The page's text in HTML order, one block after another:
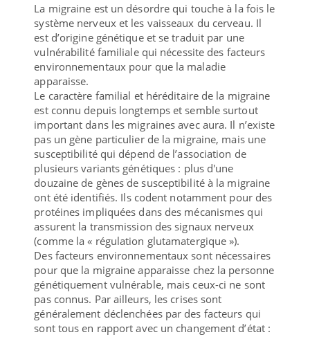
La migraine est un désordre qui touche à la fois le
système nerveux et les vaisseaux du cerveau. Il
est d’origine génétique et se traduit par une
vulnérabilité familiale qui nécessite des facteurs
environnementaux pour que la maladie
apparaisse.
Le caractère familial et héréditaire de la migraine
est connu depuis longtemps et semble surtout
important dans les migraines avec aura. Il n’existe
pas un gène particulier de la migraine, mais une
susceptibilité qui dépend de l’association de
plusieurs variants génétiques : plus d'une
douzaine de gènes de susceptibilité à la migraine
ont été identifiés. Ils codent notamment pour des
protéines impliquées dans des mécanismes qui
assurent la transmission des signaux nerveux
(comme la « régulation glutamatergique »).
Des facteurs environnementaux sont nécessaires
pour que la migraine apparaisse chez la personne
génétiquement vulnérable, mais ceux-ci ne sont
pas connus. Par ailleurs, les crises sont
généralement déclenchées par des facteurs qui
sont tous en rapport avec un changement d’état :